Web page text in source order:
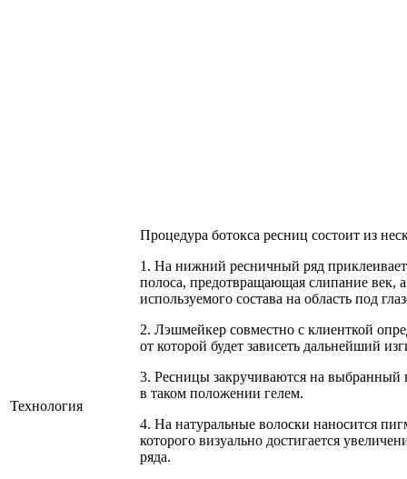
Технология
Процедура ботокса ресниц состоит из
1. На нижний ресничный ряд
полоса, предотвращающая слипание век,
используемого состава на область под
2. Лэшмейкер совместно с клиенткой
от которой будет зависеть дальнейший
3. Ресницы закручиваются на выбранный
в таком положении гелем.
4. На натуральные волоски наносится
которого визуально достигается
ряда.